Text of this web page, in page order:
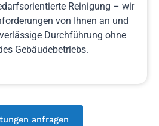
Reinigung – wir
von Ihnen an und
Durchführung ohne
Gebäudebetriebs.
anfragen